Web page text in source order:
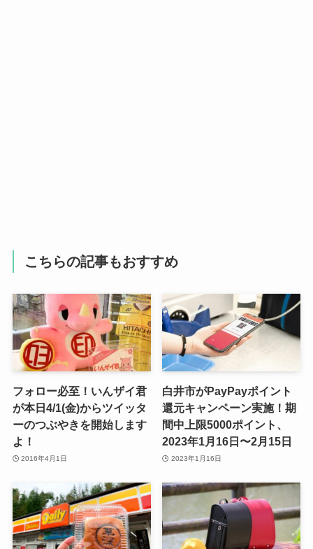
こちらの記事もおすすめ
フォロー必至！いんザイ君
が本日4/1(金)からツイッタ
ーのつぶやきを開始します
よ！
2016年4月1日
白井市がPayPayポイント
還元キャンペーン実施！期
間中上限5000ポイント、
2023年1月16日〜2月15日
2023年1月16日